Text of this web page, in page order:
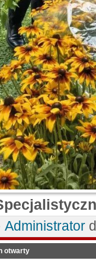
Administrator
otwarty